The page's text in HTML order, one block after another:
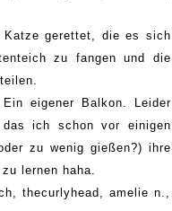
gerettet, die es sich
zu fangen und die
eigener Balkon. Leider
ich schon vor einigen
zu wenig gießen?) ihre
lernen haha.